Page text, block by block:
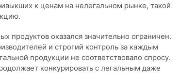
к ценам на нелегальном рынке, такой
продуктов оказался значительно ограничен.
и строгий контроль за каждым
продукции не соответствовало спросу.
конкурировать с легальным даже